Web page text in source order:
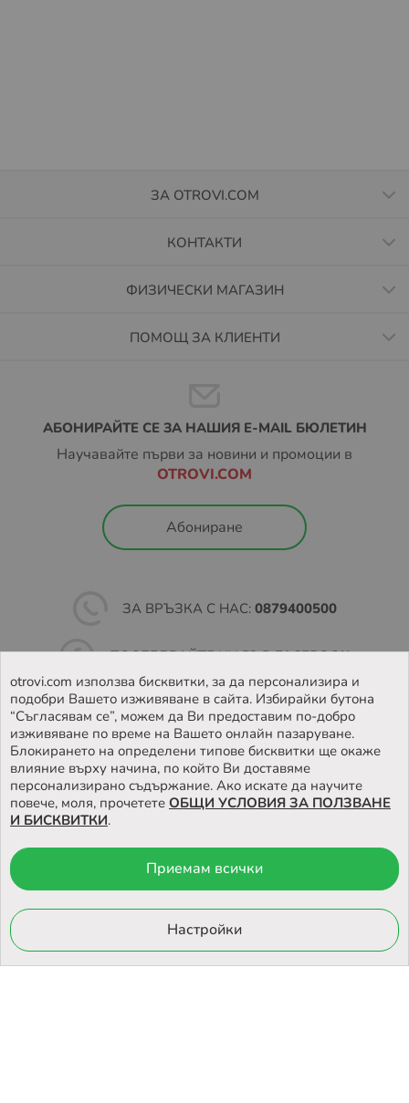
ЗА OTROVI.COM
КОНТАКТИ
ФИЗИЧЕСКИ МАГАЗИН
ПОМОЩ ЗА КЛИЕНТИ
АБОНИРАЙТЕ СЕ ЗА НАШИЯ E-MAIL БЮЛЕТИН
Научавайте първи за новини и промоции в
OTROVI.COM
Абониране
ЗА ВРЪЗКА С НАС: 0879400500
ПОСЛЕДВАЙТЕ НИ ВЪВFACEBOOK
НАМЕРЕТЕ НАШИЯТ МАГАЗИН
© 2026 Otrovi.com. Всички права запазени ™ |Карта на сайта
Онлайн магазин
otrovi.com използва бисквитки, за да персонализира и
подобри Вашето изживяване в сайта. Избирайки бутона
“Съгласявам се”, можем да Ви предоставим по-добро
изживяване по време на Вашето онлайн пазаруване.
Блокирането на определени типове бисквитки ще окаже
влияние върху начина, по който Ви доставяме
персонализирано съдържание. Ако искате да научите
повече, моля, прочетете ОБЩИ УСЛОВИЯ ЗА ПОЛЗВАНЕ
И БИСКВИТКИ.
Приемам всички
Настройки